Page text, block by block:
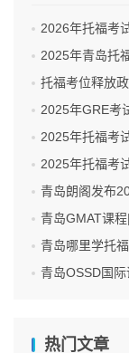
2026年托福考
2025年青岛托
托福考位释放
2025年GRE考
2025年托福考
2025年托福考
青岛朗阁发布
青岛GMAT课程
青岛哪里学托
青岛OSSD国际
热门文章